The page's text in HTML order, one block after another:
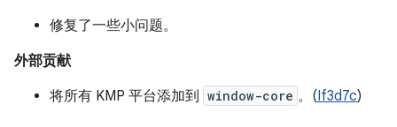
修复了一些小问题。
外部贡献
将所有 KMP 平台添加到 window-core 。(If3d7c)